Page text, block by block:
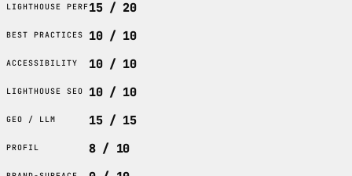
LIGHTHOUSE PERF15 / 20
BEST PRACTICES 10 / 10
ACCESSIBILITY 10 / 10
LIGHTHOUSE SEO 10 / 10
GEO / LLM 15 / 15
PROFIL 8 / 10